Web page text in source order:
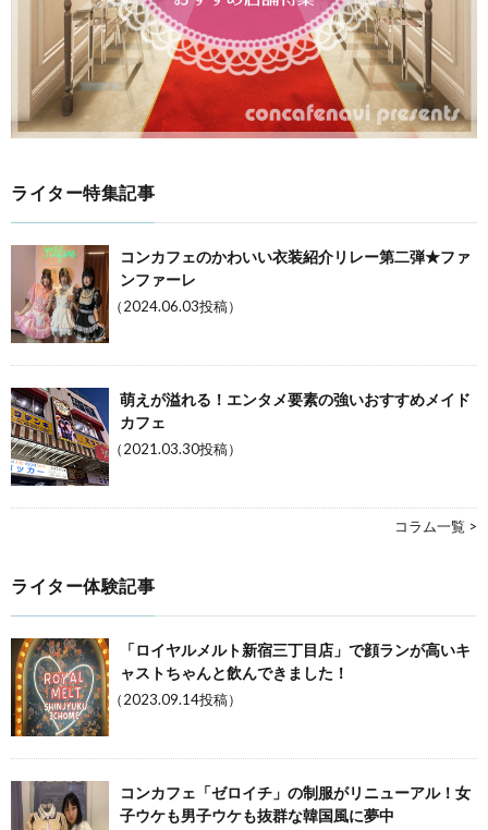
ライター特集記事
コンカフェのかわいい衣装紹介リレー第二弾★ファ
ンファーレ
（2024.06.03投稿）
萌えが溢れる！エンタメ要素の強いおすすめメイド
カフェ
（2021.03.30投稿）
コラム一覧 >
ライター体験記事
「ロイヤルメルト新宿三丁目店」で顔ランが高いキ
ャストちゃんと飲んできました！
（2023.09.14投稿）
コンカフェ「ゼロイチ」の制服がリニューアル！女
子ウケも男子ウケも抜群な韓国風に夢中